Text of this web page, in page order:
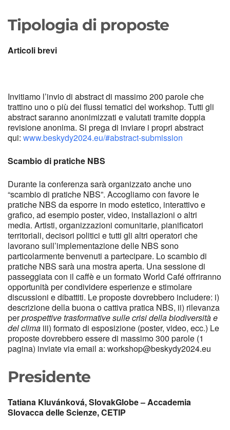
Tipologia di proposte
Articoli brevi
Invitiamo l’invio di abstract di massimo 200 parole che
trattino uno o più dei flussi tematici del workshop. Tutti gli
abstract saranno anonimizzati e valutati tramite doppia
revisione anonima. Si prega di inviare i propri abstract
qui: www.beskydy2024.eu/#abstract-submission
Scambio di pratiche NBS
Durante la conferenza sarà organizzato anche uno
“scambio di pratiche NBS”. Accogliamo con favore le
pratiche NBS da esporre in modo estetico, interattivo e
grafico, ad esempio poster, video, installazioni o altri
media. Artisti, organizzazioni comunitarie, pianificatori
territoriali, decisori politici e tutti gli altri operatori che
lavorano sull’implementazione delle NBS sono
particolarmente benvenuti a partecipare. Lo scambio di
pratiche NBS sarà una mostra aperta. Una sessione di
passeggiata con il caffè e un formato World Café offriranno
opportunità per condividere esperienze e stimolare
discussioni e dibattiti. Le proposte dovrebbero includere: i)
descrizione della buona o cattiva pratica NBS, ii) rilevanza
perprospettive trasformative sulle crisi della biodiversità e
del clima iii) formato di esposizione (poster, video, ecc.) Le
proposte dovrebbero essere di massimo 300 parole (1
pagina) inviate via email a: workshop@beskydy2024.eu
Presidente
Tatiana Kluvánková, SlovakGlobe – Accademia
Slovacca delle Scienze, CETIP